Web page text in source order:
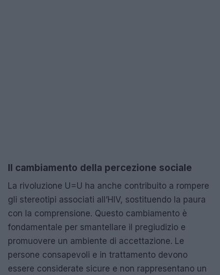
Il cambiamento della percezione sociale
La rivoluzione U=U ha anche contribuito a rompere
gli stereotipi associati all’HIV, sostituendo la paura
con la comprensione. Questo cambiamento è
fondamentale per smantellare il pregiudizio e
promuovere un ambiente di accettazione. Le
persone consapevoli e in trattamento devono
essere considerate sicure e non rappresentano un